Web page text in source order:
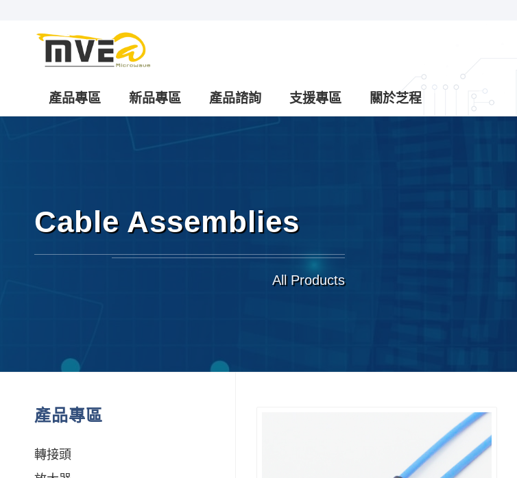
產品專區 新品專區 產品諮詢 支援專區 關於芝程
Cable Assemblies
All Products
產品專區
轉接頭